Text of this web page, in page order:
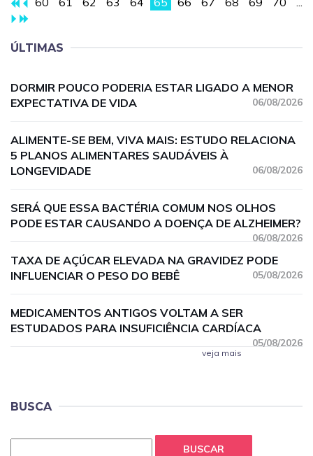
ÚLTIMAS
DORMIR POUCO PODERIA ESTAR LIGADO A MENOR
EXPECTATIVA DE VIDA
06/08/2026
ALIMENTE-SE BEM, VIVA MAIS: ESTUDO RELACIONA
5 PLANOS ALIMENTARES SAUDÁVEIS À
LONGEVIDADE
06/08/2026
SERÁ QUE ESSA BACTÉRIA COMUM NOS OLHOS
PODE ESTAR CAUSANDO A DOENÇA DE ALZHEIMER?
06/08/2026
TAXA DE AÇÚCAR ELEVADA NA GRAVIDEZ PODE
INFLUENCIAR O PESO DO BEBÊ
05/08/2026
MEDICAMENTOS ANTIGOS VOLTAM A SER
ESTUDADOS PARA INSUFICIÊNCIA CARDÍACA
05/08/2026
veja mais
BUSCA
BUSCAR